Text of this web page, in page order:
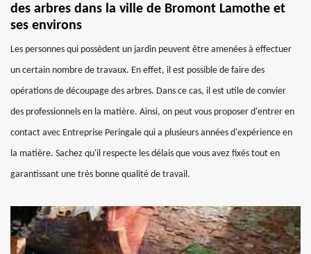
des arbres dans la ville de Bromont Lamothe et
ses environs
Les personnes qui possèdent un jardin peuvent être amenées à effectuer
un certain nombre de travaux. En effet, il est possible de faire des
opérations de découpage des arbres. Dans ce cas, il est utile de convier
des professionnels en la matière. Ainsi, on peut vous proposer d'entrer en
contact avec Entreprise Peringale qui a plusieurs années d'expérience en
la matière. Sachez qu'il respecte les délais que vous avez fixés tout en
garantissant une très bonne qualité de travail.